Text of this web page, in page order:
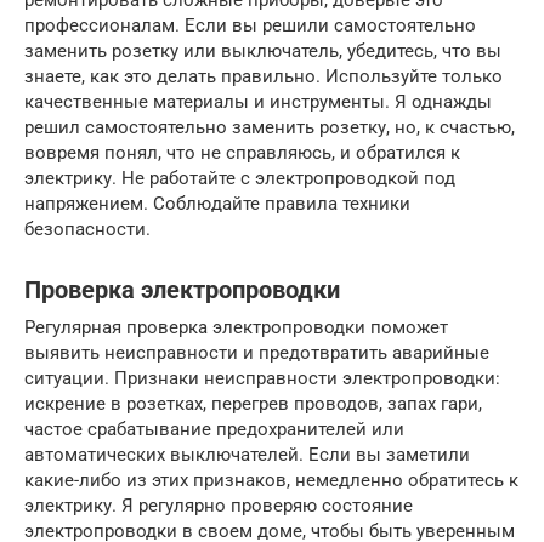
профессионалам. Если вы решили самостоятельно
заменить розетку или выключатель, убедитесь, что вы
знаете, как это делать правильно. Используйте только
качественные материалы и инструменты. Я однажды
решил самостоятельно заменить розетку, но, к счастью,
вовремя понял, что не справляюсь, и обратился к
электрику. Не работайте с электропроводкой под
напряжением. Соблюдайте правила техники
безопасности.
Проверка электропроводки
Регулярная проверка электропроводки поможет
выявить неисправности и предотвратить аварийные
ситуации. Признаки неисправности электропроводки:
искрение в розетках, перегрев проводов, запах гари,
частое срабатывание предохранителей или
автоматических выключателей. Если вы заметили
какие-либо из этих признаков, немедленно обратитесь к
электрику. Я регулярно проверяю состояние
электропроводки в своем доме, чтобы быть уверенным